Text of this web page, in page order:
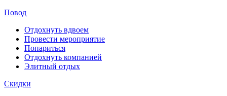
Повод
Отдохнуть вдвоем
Провести мероприятие
Попариться
Отдохнуть компанией
Элитный отдых
Скидки